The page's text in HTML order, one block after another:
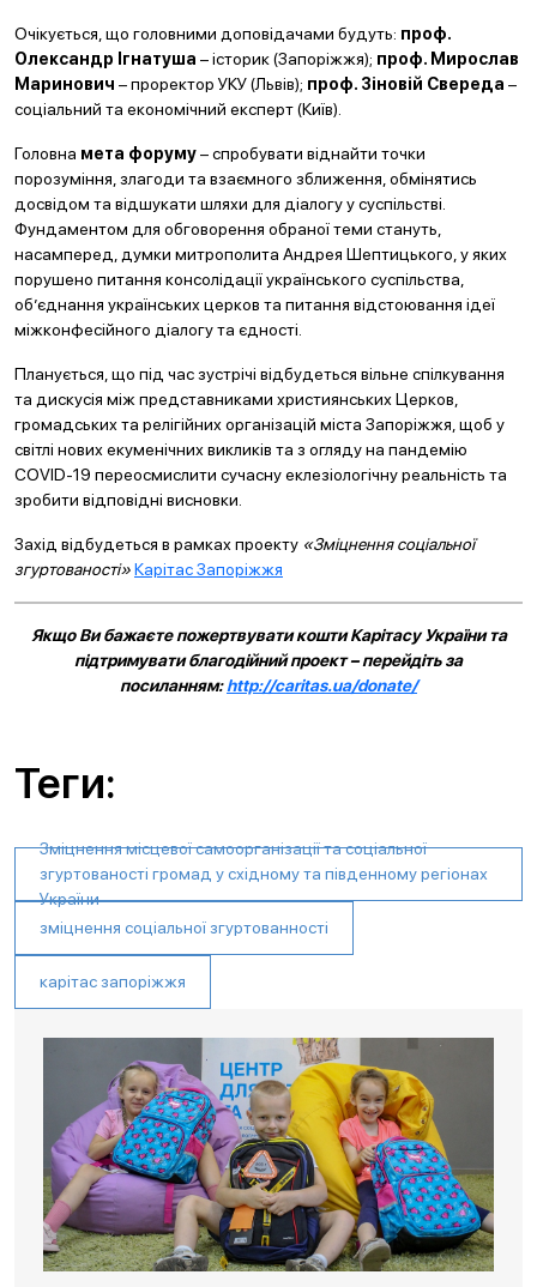
Очікується, що головними доповідачами будуть: проф.
Олександр Ігнатуша – історик (Запоріжжя); проф. Мирослав
Маринович – проректор УКУ (Львів); проф. Зіновій Свереда –
соціальний та економічний експерт (Київ).
Головна мета форуму– спробувати віднайти точки
порозуміння, злагоди та взаємного зближення, обмінятись
досвідом та відшукати шляхи для діалогу у суспільстві.
Фундаментом для обговорення обраної теми стануть,
насамперед, думки митрополита Андрея Шептицького, у яких
порушено питання консолідації українського суспільства,
об’єднання українських церков та питання відстоювання ідеї
міжконфесійного діалогу та єдності.
Планується, що під час зустрічі відбудеться вільне спілкування
та дискусія між представниками християнських Церков,
громадських та релігійних організацій міста Запоріжжя, щоб у
світлі нових екуменічних викликів та з огляду на пандемію
COVID-19 переосмислити сучасну еклезіологічну реальність та
зробити відповідні висновки.
Захід відбудеться в рамках проекту «Зміцнення соціальної
згуртованості»Карітас Запоріжжя
Якщо Ви бажаєте пожертвувати кошти Карітасу України та
підтримувати благодійний проект – перейдіть за
посиланням:http://caritas.ua/donate/
Теги:
Зміцнення місцевої самоорганізації та соціальної
згуртованості громад у східному та південному регіонах
України
зміцнення соціальної згуртованності
карітас запоріжжя